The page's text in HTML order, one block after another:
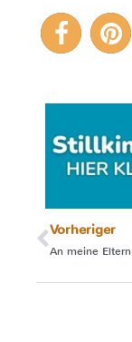
9
Vorheriger
An meine Eltern